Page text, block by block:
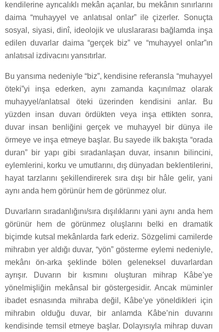
kendilerine ayrıcalıklı mekân açanlar, bu mekânın sınırlarını
daima “muhayyel ve anlatısal onlar” ile çizerler. Sonuçta
sosyal, siyasi, dinî, ideolojik ve uluslararası bağlamda inşa
edilen duvarlar daima “gerçek biz” ve “muhayyel onlar”ın
anlatısal izdivacını yansıtırlar.
Bu yansıma nedeniyle “biz”, kendisine referansla “muhayyel
öteki”yi inşa ederken, aynı zamanda kaçınılmaz olarak
muhayyel/anlatısal öteki üzerinden kendisini anlar. Bu
yüzden insan duvarı ördükten veya inşa ettikten sonra,
duvar insan benliğini gerçek ve muhayyel bir dünya ile
örmeye ve inşa etmeye başlar. Bu sayede ilk bakışta “orada
duran” bir yapı gibi sıradanlaşan duvar, insanın bilincini,
eylemlerini, korku ve umutlarını, dış dünyadan beklentilerini,
hayat tarzlarını şekillendirerek sıra dışı bir hâle gelir, yani
aynı anda hem görünür hem de görünmez olur.
Duvarların sıradanlığını/sıra dışılıklarını yani aynı anda hem
görünür hem de görünmez oluşlarını belki en dramatik
biçimde kutsal mekânlarda fark ederiz. Sözgelimi camilerde
mihrabın yer aldığı duvar, “yön” gösterme eylemi nedeniyle,
mekânı ön-arka şeklinde bölen geleneksel duvarlardan
ayrışır. Duvarın bir kısmını oluşturan mihrap Kâbe’ye
yönelmişliğin mekânsal bir göstergesidir. Ancak müminler
ibadet esnasında mihraba değil, Kâbe’ye yöneldikleri için
mihrabın olduğu duvar, bir anlamda Kâbe’nin duvarını
kendisinde temsil etmeye başlar. Dolayısıyla mihrap duvarı